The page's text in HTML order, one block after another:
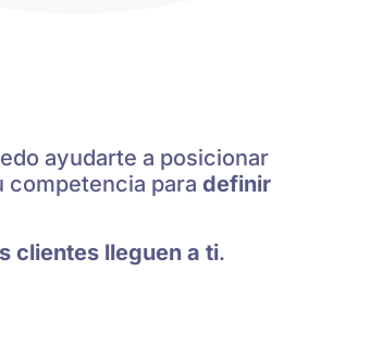
ayudarte a posicionar
competencia para definir
clientes lleguen a ti.